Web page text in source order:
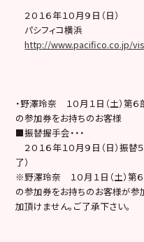
２０１６年１０月９日（日）
パシフィコ横浜
http://www.pacifico.co.jp/
・野澤玲奈 １０月１日（土）第６
の参加券をお持ちのお客様
■振替握手会・・・
２０１６年１０月９日（日）振替
了）
※野澤玲奈 １０月１日（土）第６
の参加券をお持ちのお客様が参
加頂けません。ご了承下さい。